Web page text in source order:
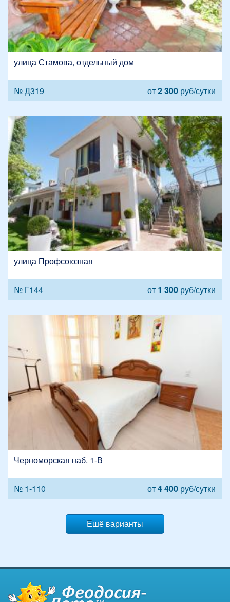
улица Стамова, отдельный дом
№ Д319 от2 300 руб/сутки
улица Профсоюзная
№ Г144 от 1 300 руб/сутки
Черноморская наб. 1-В
№ 1-110 от4 400 руб/сутки
Ешё варианты